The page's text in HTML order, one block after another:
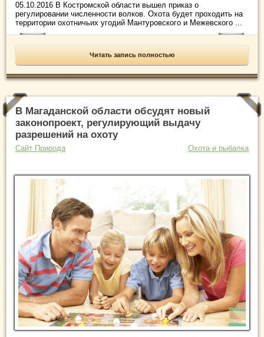
05.10.2016 В Костромской области вышел приказ о
регулировании численности волков. Охота будет проходить на
территории охотничьих угодий Мантуровского и Межевского ...
Читать запись полностью
В Магаданской области обсудят новый
законопроект, регулирующий выдачу
разрешений на охоту
Сайт Природа Охота и рыбалка